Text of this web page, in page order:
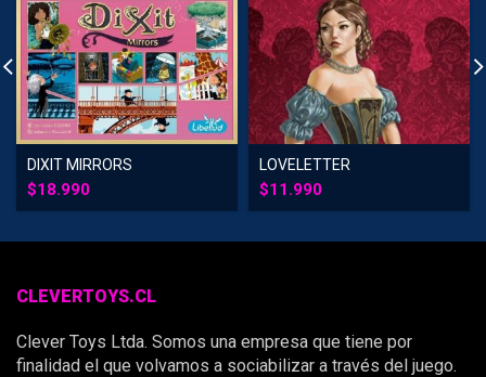
DIXIT MIRRORS
$18.990
LOVELETTER
$11.990
CLEVERTOYS.CL
Clever Toys Ltda. Somos una empresa que tiene por
finalidad el que volvamos a sociabilizar a través del juego.